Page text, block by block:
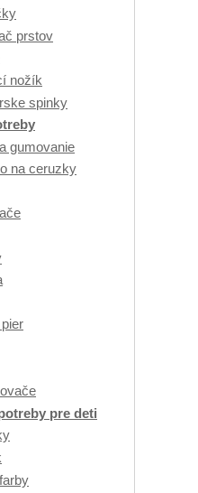
prstov
nožík
spinky
gumovanie
na ceruzky
pre deti